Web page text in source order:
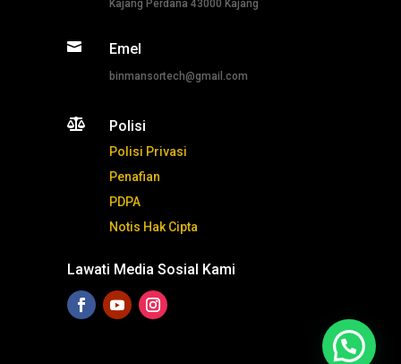
Kajang Perdana 43000 Kajang
 Emel
binmansortech@gmail.com
 Polisi
Polisi Privasi
Penafian
PDPA
Notis Hak Cipta
Lawati Media Sosial Kami